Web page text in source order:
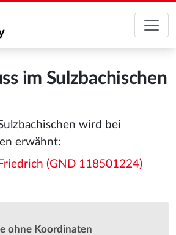
im Sulzbachischen
wird bei
erwähnt:
(GND 118501224)
ohne Koordinaten